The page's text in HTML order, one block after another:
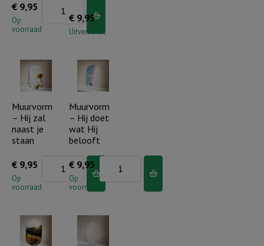
€ 9,95
Op
voorraad
schijnen
€ 9,95
Uitverkocht
Muurvorm
– Hij zal
naast je
staan
€ 9,95
Op
voorraad
Muurvorm
naast
je
Muurvorm
– Hij doet
wat Hij
belooft
€ 9,95
Op
voorraad
Muurvorm
-
Hij
Hij